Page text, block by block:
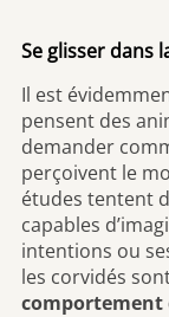
Se glisser dans
Il est
pensent des
demander
perçoivent le
études tentent
capables
intentions ou
les corvidés
comportement